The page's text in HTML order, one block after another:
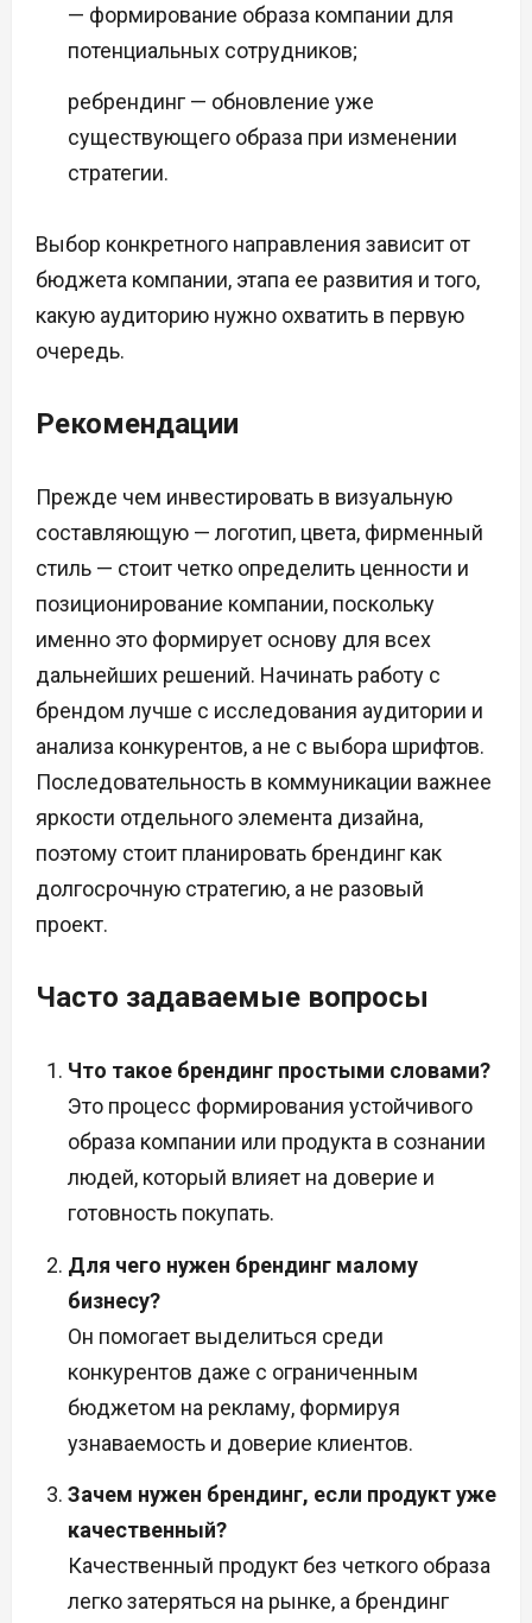
— формирование образа компании для
потенциальных сотрудников;
ребрендинг — обновление уже
существующего образа при изменении
стратегии.
Выбор конкретного направления зависит от
бюджета компании, этапа ее развития и того,
какую аудиторию нужно охватить в первую
очередь.
Рекомендации
Прежде чем инвестировать в визуальную
составляющую — логотип, цвета, фирменный
стиль — стоит четко определить ценности и
позиционирование компании, поскольку
именно это формирует основу для всех
дальнейших решений. Начинать работу с
брендом лучше с исследования аудитории и
анализа конкурентов, а не с выбора шрифтов.
Последовательность в коммуникации важнее
яркости отдельного элемента дизайна,
поэтому стоит планировать брендинг как
долгосрочную стратегию, а не разовый
проект.
Часто задаваемые вопросы
Что такое брендинг простыми словами?
Это процесс формирования устойчивого
образа компании или продукта в сознании
людей, который влияет на доверие и
готовность покупать.
Для чего нужен брендинг малому
бизнесу?
Он помогает выделиться среди
конкурентов даже с ограниченным
бюджетом на рекламу, формируя
узнаваемость и доверие клиентов.
Зачем нужен брендинг, если продукт уже
качественный?
Качественный продукт без четкого образа
легко затеряться на рынке, а брендинг